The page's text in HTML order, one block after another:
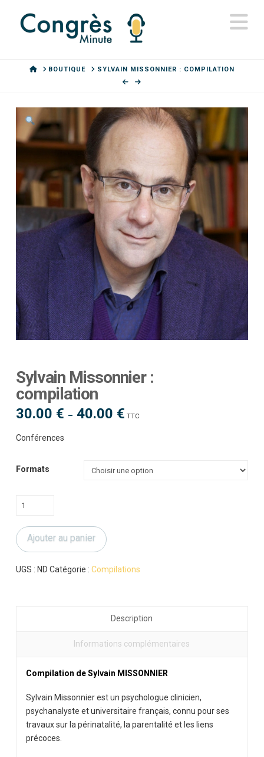
HOMEBOUTIQUE SYLVAIN MISSONNIER : COMPILATION
Sylvain Missonnier :
compilation
30.00 € – 40.00 €Plage
de
TTC
Conférences
Formats
quantité
Sylvain
Missonnier
compilation
Ajouter au panier
UGS : ND Catégorie : Compilations
Description
Informations complémentaires
Compilation de Sylvain MISSONNIER
Sylvain Missonnierest un psychologue clinicien,
psychanalyste et universitaire français, connu pour ses
travaux sur la périnatalité, la parentalité et les liens
précoces.